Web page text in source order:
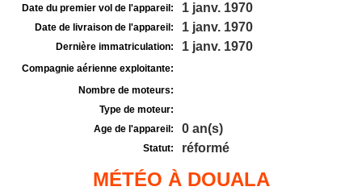
Date du premier vol de l'appareil: 1 janv. 1970
Date de livraison de l'appareil: 1 janv. 1970
Dernière immatriculation: 1 janv. 1970
Compagnie aérienne exploitante:
Nombre de moteurs:
Type de moteur:
Age de l'appareil:
0 an(s)
Statut: réformé
MÉTÉO À DOUALA